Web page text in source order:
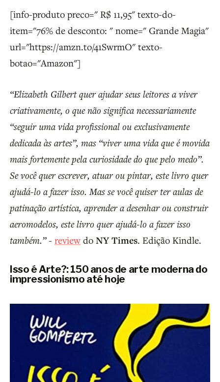
[info-produto preco=" R$ 11,95" texto-do-
item="76% de desconto: " nome=" Grande Magia"
url="https://amzn.to/41SwrmO" texto-
botao="Amazon"]
“Elizabeth Gilbert quer ajudar seus leitores a viver
criativamente, o que não significa necessariamente
“seguir uma vida profissional ou exclusivamente
dedicada às artes”, mas “viver uma vida que é movida
mais fortemente pela curiosidade do que pelo medo”.
Se você quer escrever, atuar ou pintar, este livro quer
ajudá-lo a fazer isso. Mas se você quiser ter aulas de
patinação artística, aprender a desenhar ou construir
aeromodelos, este livro quer ajudá-lo a fazer isso
também.”- review do NY Times. Edição Kindle.
Isso é Arte?: 150 anos de arte moderna do
impressionismo até hoje